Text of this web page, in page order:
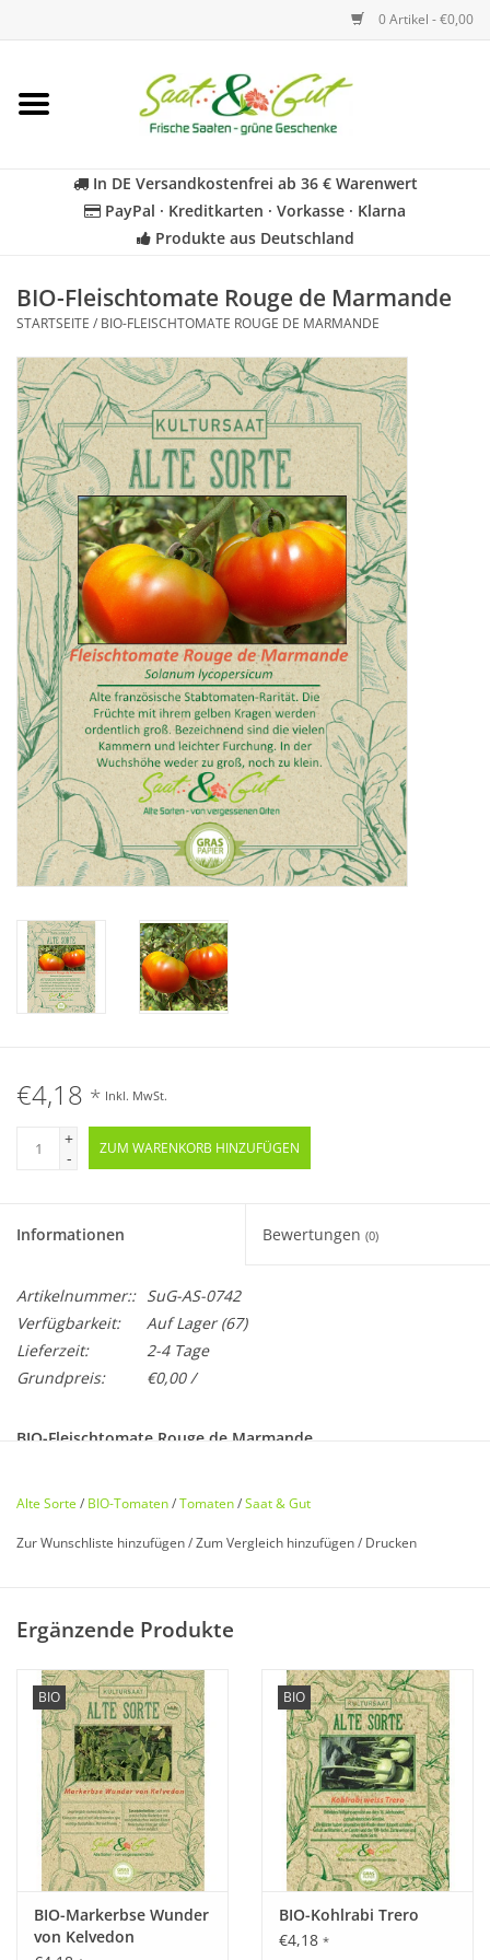
0 Artikel - €0,00
Startseite
Kräuter
Für Kinder
Geschenkideen
Katalog
In DE Versandkostenfrei ab 36 € Warenwert
PayPal · Kreditkarten · Vorkasse · Klarna
Produkte aus Deutschland
BIO-Fleischtomate Rouge de Marmande
STARTSEITE / BIO-FLEISCHTOMATE ROUGE DE MARMANDE
€4,18 * Inkl. MwSt.
+
-
ZUM WARENKORB HINZUFÜGEN
Informationen Bewertungen (0)
Artikelnummer:: SuG-AS-0742
Verfügbarkeit:
Auf Lager(67)
Lieferzeit:
2-4 Tage
Grundpreis:
€0,00 /
BIO-Fleischtomate Rouge de Marmande
Historisches Saatgut von Saat & Gut
Entdecken Sie unsere seltene historische Tomatewieder, die
fast in Vergessenheit geraten ist!
Alte französische Stabtomaten Rarität. Die Früchte mit ihrem
gelbenKragen werden ordentlich groß. Bezeichnend sind die
vielenKammern und leichter Furchung. In der Wuchshöhe
weder zu groß, noch zu klein.
Alte Sorte / BIO-Tomaten/Tomaten/Saat & Gut
Zur Wunschliste hinzufügen/Zum Vergleich hinzufügen/ Drucken
Ergänzende Produkte
BIO
BIO-Markerbse Wunder
von Kelvedon
BIO
BIO-Kohlrabi Trero
€4,18 *